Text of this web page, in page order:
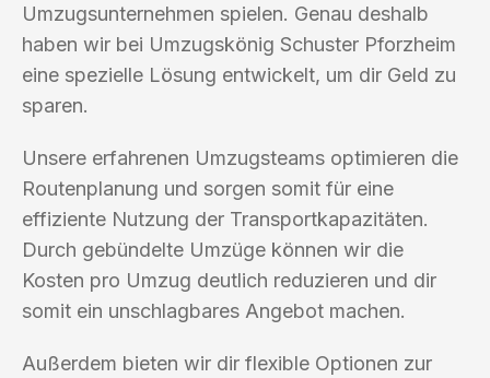
Umzugsunternehmen spielen. Genau deshalb
haben wir bei Umzugskönig Schuster Pforzheim
eine spezielle Lösung entwickelt, um dir Geld zu
sparen.
Unsere erfahrenen Umzugsteams optimieren die
Routenplanung und sorgen somit für eine
effiziente Nutzung der Transportkapazitäten.
Durch gebündelte Umzüge können wir die
Kosten pro Umzug deutlich reduzieren und dir
somit ein unschlagbares Angebot machen.
Außerdem bieten wir dir flexible Optionen zur